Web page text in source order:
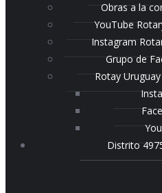
Obras a la
YouTube
Instagram
Grupo de
Rotay
Distrito